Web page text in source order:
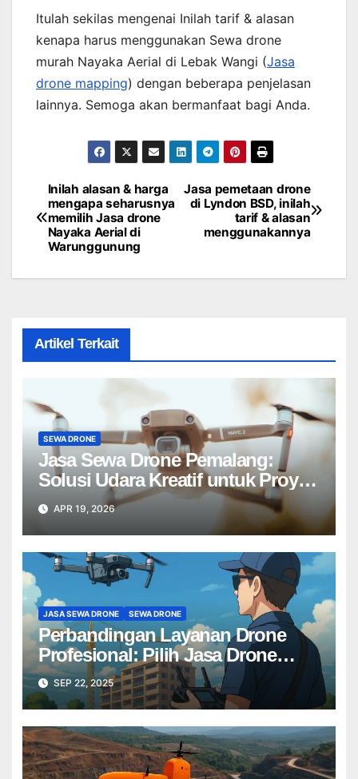
Itulah sekilas mengenai Inilah tarif & alasan
kenapa harus menggunakan Sewa drone
murah Nayaka Aerial di Lebak Wangi (Jasa
drone mapping) dengan beberapa penjelasan
lainnya. Semoga akan bermanfaat bagi Anda.
Post
navigation
Jasa pemetaan drone
di Lyndon BSD, inilah
tarif & alasan
menggunakannya
Inilah alasan & harga
mengapa seharusnya
memilih Jasa drone
Nayaka Aerial di
Warunggunung
Artikel Terkait
SEWA DRONE
Jasa Sewa Drone Pemalang:
Solusi Udara Kreatif untuk Proyek
Anda Tanpa Batas】
APR 19, 2026
JASA SEWA DRONE SEWA DRONE
Perbandingan Layanan Drone
Profesional: Pilih Jasa Drone
Terbaik untuk Proyek Anda
SEP 22, 2025